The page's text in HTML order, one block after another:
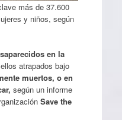
más de 37.600
y niños, según
en la
atrapados bajo
muertos, o en
según un informe
Save the